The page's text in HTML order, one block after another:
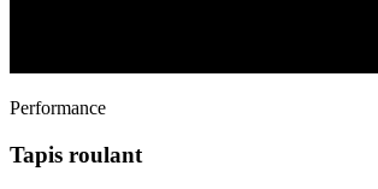
Performance
Tapis roulant